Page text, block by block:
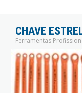
CHAVE
Ferramentas